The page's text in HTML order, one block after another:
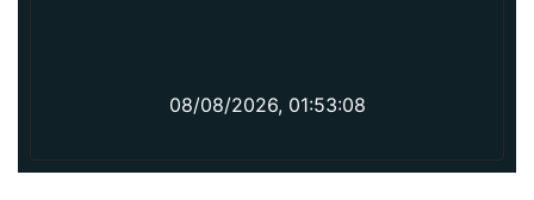
08/08/2026, 01:53:08